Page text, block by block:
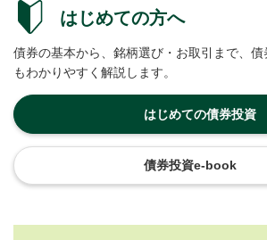
はじめての方へ
債券の基本から、銘柄選び・お取引まで、
もわかりやすく解説します。
はじめての債券投資
債券投資e-book